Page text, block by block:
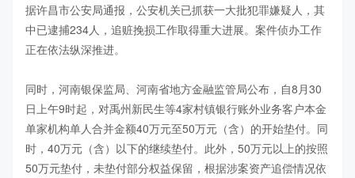
据许昌市公安局通报，公安机关已抓获一大批犯罪嫌疑人，其
中已逮捕234人，追赃挽损工作取得重大进展。案件侦办工作
正在依法纵深推进。
同时，河南银保监局、河南省地方金融监管局公布，自8月30
日上午9时起，对禹州新民生等4家村镇银行账外业务客户本金
单家机构单人合并金额40万元至50万元（含）的开始垫付。同
时，40万元（含）以下的继续垫付。此外，50万元以上的按照
50万元垫付，未垫付部分权益保留，根据涉案资产追偿情况依